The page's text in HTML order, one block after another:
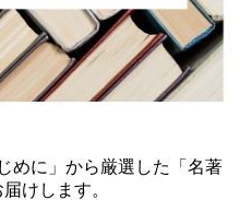
めに」から厳選した「名著
けします。